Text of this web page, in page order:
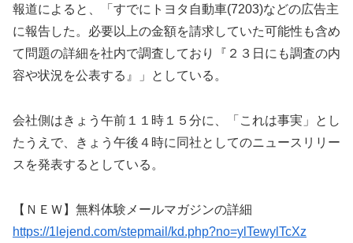
報道によると、「すでにトヨタ自動車(7203)などの広告主
に報告した。必要以上の金額を請求していた可能性も含め
て問題の詳細を社内で調査しており『２３日にも調査の内
容や状況を公表する』」としている。
会社側はきょう午前１１時１５分に、「これは事実」とし
たうえで、きょう午後４時に同社としてのニュースリリー
スを発表するとしている。
【ＮＥＷ】無料体験メールマガジンの詳細
https://1lejend.com/stepmail/kd.php?no=ylTewylTcXz